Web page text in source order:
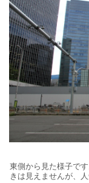
東側から見た様子で
きは見えませんが、